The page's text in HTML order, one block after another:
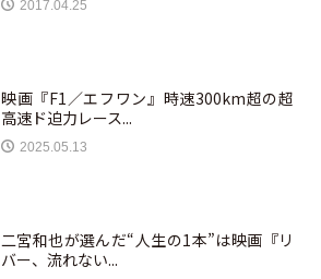
2017.04.25
映画『F1／エフワン』時速300km超の超
高速ド迫力レース...
2025.05.13
二宮和也が選んだ“人生の1本”は映画『リ
バー、流れない...